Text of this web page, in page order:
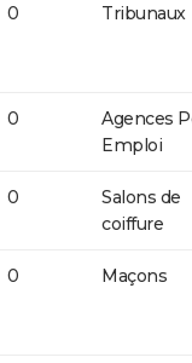
0 Tribunaux
0
Agences
Emploi
0
Salons de
coiffure
0 Maçons